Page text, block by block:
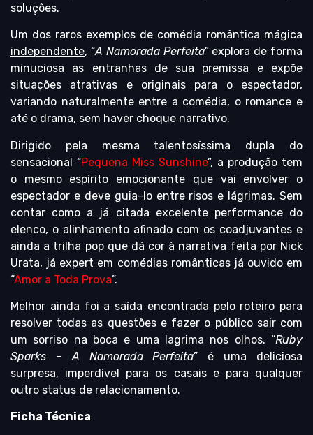
soluções.
Um dos raros exemplos de comédia romântica mágica
independente, “A Namorada Perfeita” explora de forma
minuciosa as entranhas de sua premissa e expõe
situações atrativas e originais para o espectador,
variando naturalmente entre a comédia, o romance e
até o drama, sem haver choque narrativo.
Dirigido pela mesma talentosíssima dupla do
sensacional “Pequena Miss Sunshine”, a produção tem
o mesmo espírito emocionante que vai envolver o
espectador e deve guia-lo entre risos e lágrimas. Sem
contar como a já citada excelente performance do
elenco, o alinhamento afinado com os coadjuvantes e
ainda a trilha pop que dá cor à narrativa feita por Nick
Urata, já expert em comédias românticas já ouvido em
“Amor a Toda Prova”.
Melhor ainda foi a saída encontrada pelo roteiro para
resolver todas as questões e fazer o público sair com
um sorriso na boca e uma lagrima nos olhos. “Ruby
Sparks – A Namorada Perfeita” é uma deliciosa
surpresa, imperdível para os casais e para qualquer
outro status de relacionamento.
Ficha Técnica